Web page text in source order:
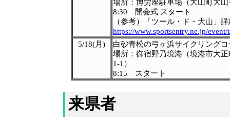
場所：博労座駐車場（大山町大
8:30 開会式 スタート
（参考）「ツール・ド・大山」
https://www.sportsentry.ne.jp/event/
5/18(月)
白砂青松の弓ヶ浜サイクリング
場所：御宿野乃境港（境港市大正
1-1）
8:15 スタート
来県者